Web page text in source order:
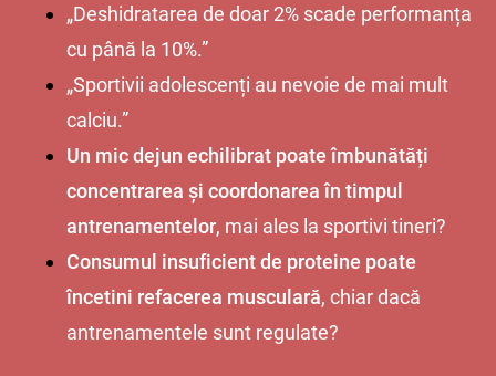
„Deshidratarea de doar 2% scade performanța
cu până la 10%.”
„Sportivii adolescenți au nevoie de mai mult
calciu.”
Un mic dejun echilibrat poate îmbunătăți
concentrarea și coordonarea în timpul
antrenamentelor, mai ales la sportivi tineri?
Consumul insuficient de proteine poate
încetini refacerea musculară, chiar dacă
antrenamentele sunt regulate?